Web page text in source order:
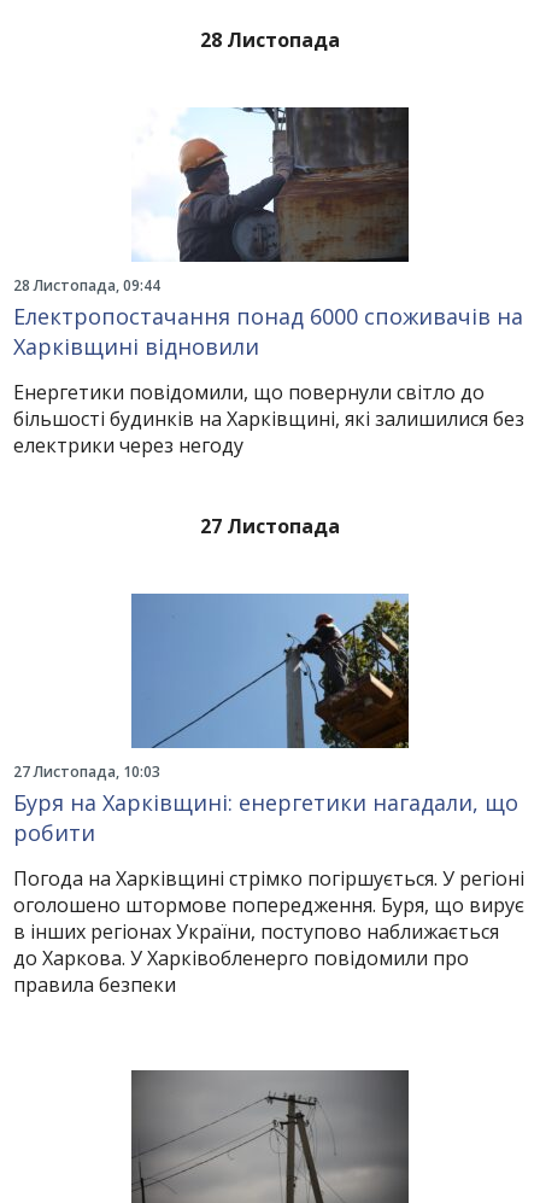
28 Листопада
28 Листопада, 09:44
Електропостачання понад 6000 споживачів на
Харківщині відновили
Енергетики повідомили, що повернули світло до
більшості будинків на Харківщині, які залишилися без
електрики через негоду
27 Листопада
27 Листопада, 10:03
Буря на Харківщині: енергетики нагадали, що
робити
Погода на Харківщині стрімко погіршується. У регіоні
оголошено штормове попередження. Буря, що вирує
в інших регіонах України, поступово наближається
до Харкова. У Харківобленерго повідомили про
правила безпеки